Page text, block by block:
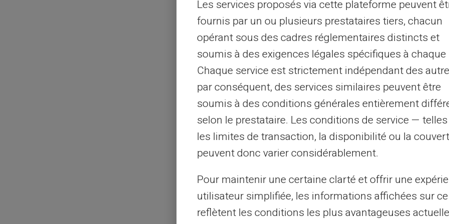
Habbo sans exposer votre numéro de
vous.
Déjà client Veritas, depuis votre espace
compte Neosurf et envoyer de l’argent par
Non client Veritas, découvrez Neosurf en
Attention, chaque partenaire est libre de
supplémentaires pour l’activation et/ou
Les services proposés via cette plateforme peuvent
fournis par un ou plusieurs prestataires tiers, chacun
opérant sous des cadres réglementaires distincts et
soumis à des exigences légales spécifiques à chaque
Chaque service est strictement indépendant des
par conséquent, des services similaires peuvent être
soumis à des conditions générales entièrement
selon le prestataire. Les conditions de service —
les limites de transaction, la disponibilité ou la
peuvent donc varier considérablement.
Pour maintenir une certaine clarté et offrir une
utilisateur simplifiée, les informations affichées sur
reflètent les conditions les plus avantageuses